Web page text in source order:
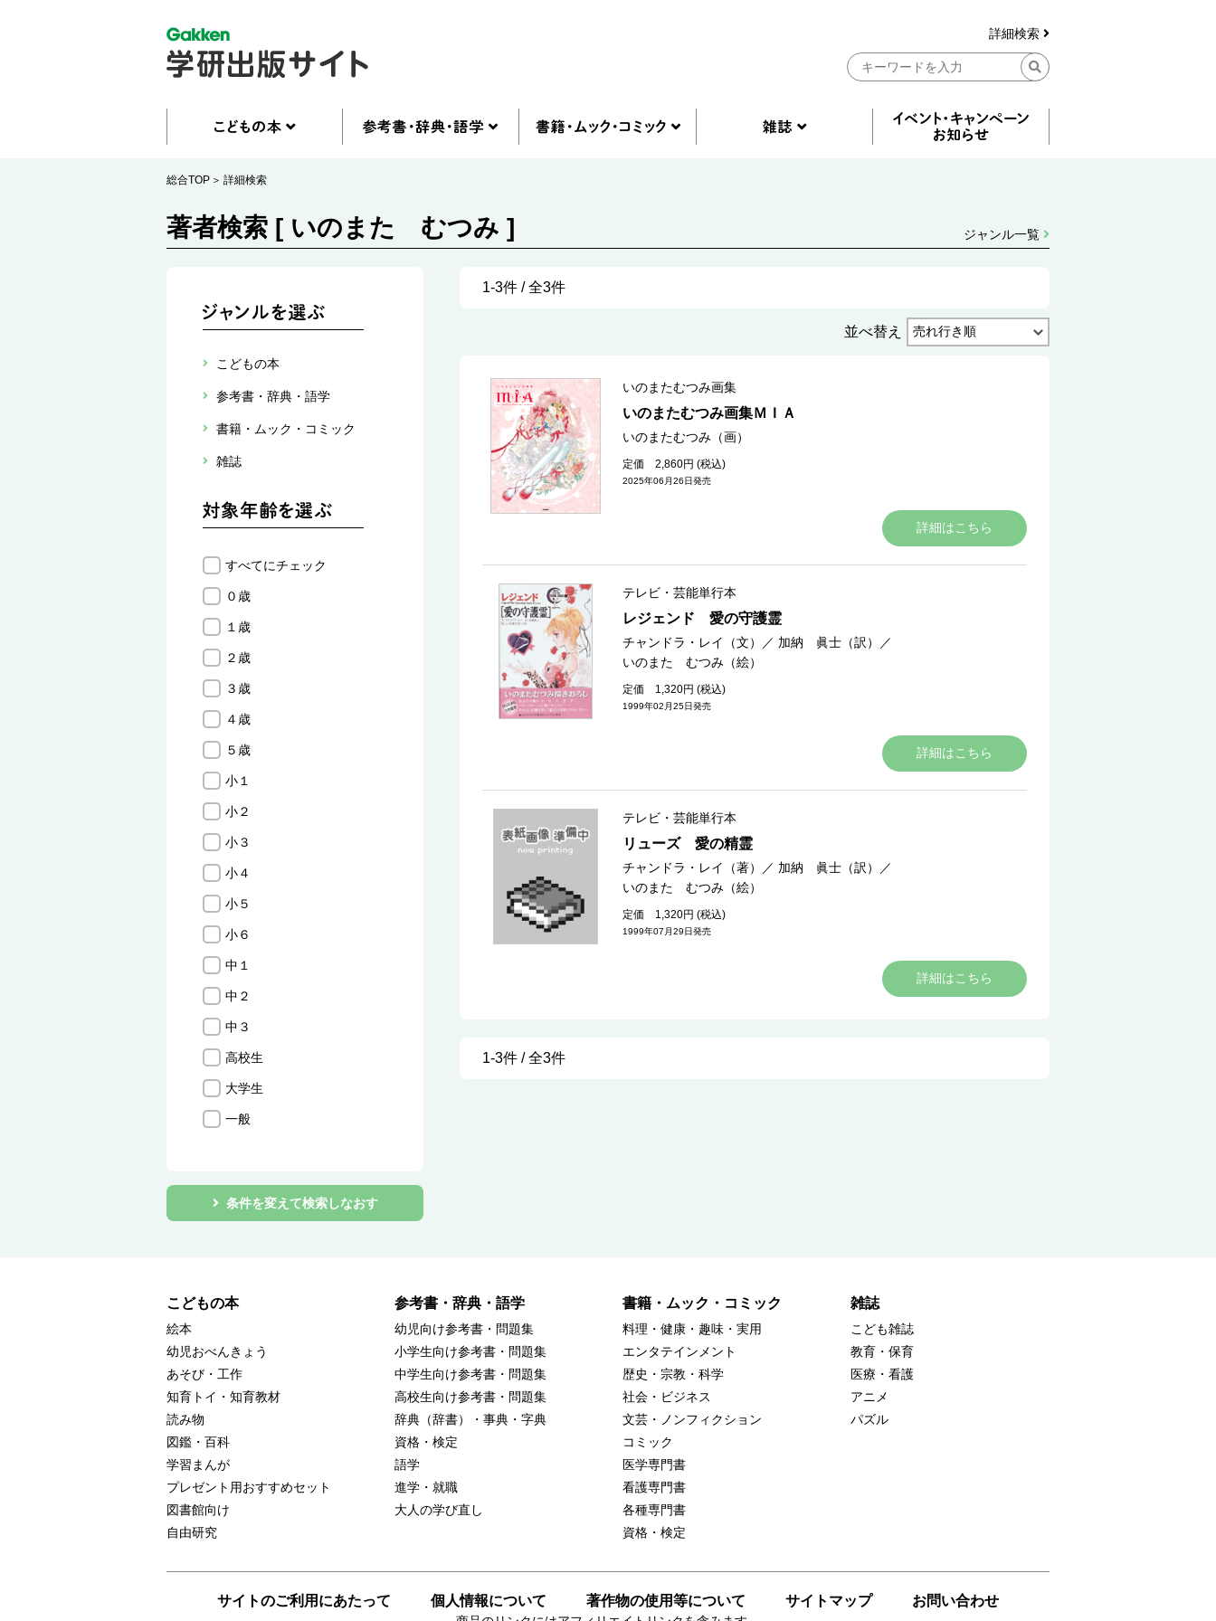
詳細検索
総合TOP 詳細検索
著者検索 [ いのまた むつみ ] ジャンル一覧
こどもの本
参考書・辞典・語学
書籍・ムック・コミック
雑誌
すべてにチェック
０歳
１歳
２歳
３歳
４歳
５歳
小１
小２
小３
小４
小５
小６
中１
中２
中３
高校生
大学生
一般
条件を変えて検索しなおす
1-3件 / 全3件
並べ替え
いのまたむつみ画集
いのまたむつみ画集ＭＩＡ
いのまたむつみ（画）
定価 2,860円 (税込)
2025年06月26日発売
詳細はこちら
テレビ・芸能単行本
レジェンド 愛の守護霊
チャンドラ・レイ（文） ／ 加納 眞士（訳）
／
いのまた むつみ（絵）
定価 1,320円 (税込)
1999年02月25日発売
詳細はこちら
テレビ・芸能単行本
リューズ 愛の精霊
チャンドラ・レイ（著） ／ 加納 眞士（訳）
／
いのまた むつみ（絵）
定価 1,320円 (税込)
1999年07月29日発売
詳細はこちら
1-3件 / 全3件
こどもの本
絵本
幼児おべんきょう
あそび・工作
知育トイ・知育教材
読み物
図鑑・百科
学習まんが
プレゼント用おすすめセット
図書館向け
自由研究
参考書・辞典・語学
幼児向け参考書・問題集
小学生向け参考書・問題集
中学生向け参考書・問題集
高校生向け参考書・問題集
辞典（辞書）・事典・字典
資格・検定
語学
進学・就職
大人の学び直し
書籍・ムック・コミック
料理・健康・趣味・実用
エンタテインメント
歴史・宗教・科学
社会・ビジネス
文芸・ノンフィクション
コミック
医学専門書
看護専門書
各種専門書
資格・検定
雑誌
こども雑誌
教育・保育
医療・看護
アニメ
パズル
サイトのご利用にあたって 個人情報について 著作物の使用等について サイトマップ お問い合わせ